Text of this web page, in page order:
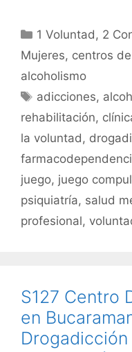
c
e
b
o
o
k
itt
er
ai
l
Categorías
1 Voluntad , 2
Mujeres, centros
alcoholismo
Etiquetas
adicciones,
rehabilitación,
la voluntad ,
juego, juego
psiquiatría, salud
profesional,
S127 Centro
en